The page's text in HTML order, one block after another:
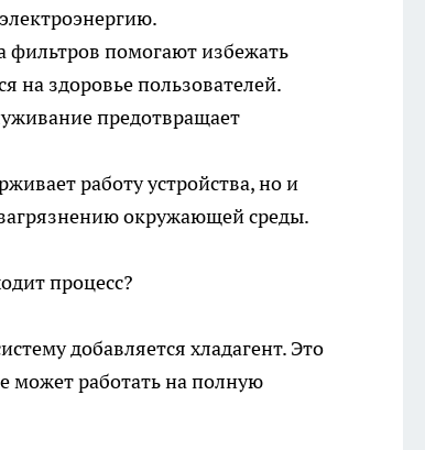
фильтров помогают избежать
на здоровье пользователей.
предотвращает
работу устройства, но и
окружающей среды.
процесс?
добавляется хладагент. Это
может работать на полную